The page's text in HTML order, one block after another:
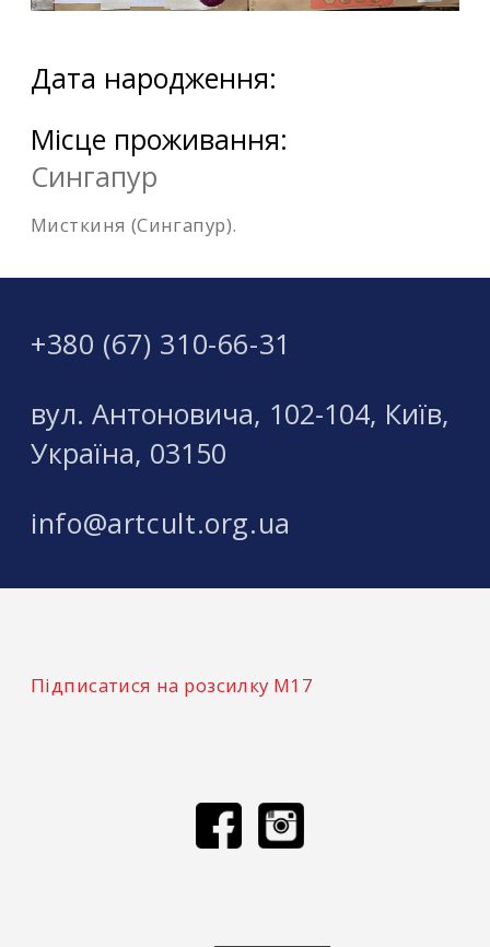
Дата народження:
Місце проживання:
Сингапур
Мисткиня (Сингапур).
+380 (67) 310-66-31
вул. Антоновича, 102-104, Київ,
Україна, 03150
info@artcult.org.ua
Підписатися на розсилку М17